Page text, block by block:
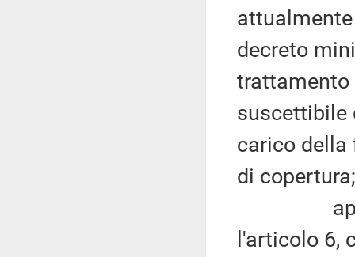
decreto
suscettibile
carico della
di copertura;
appare
l'articolo 6,